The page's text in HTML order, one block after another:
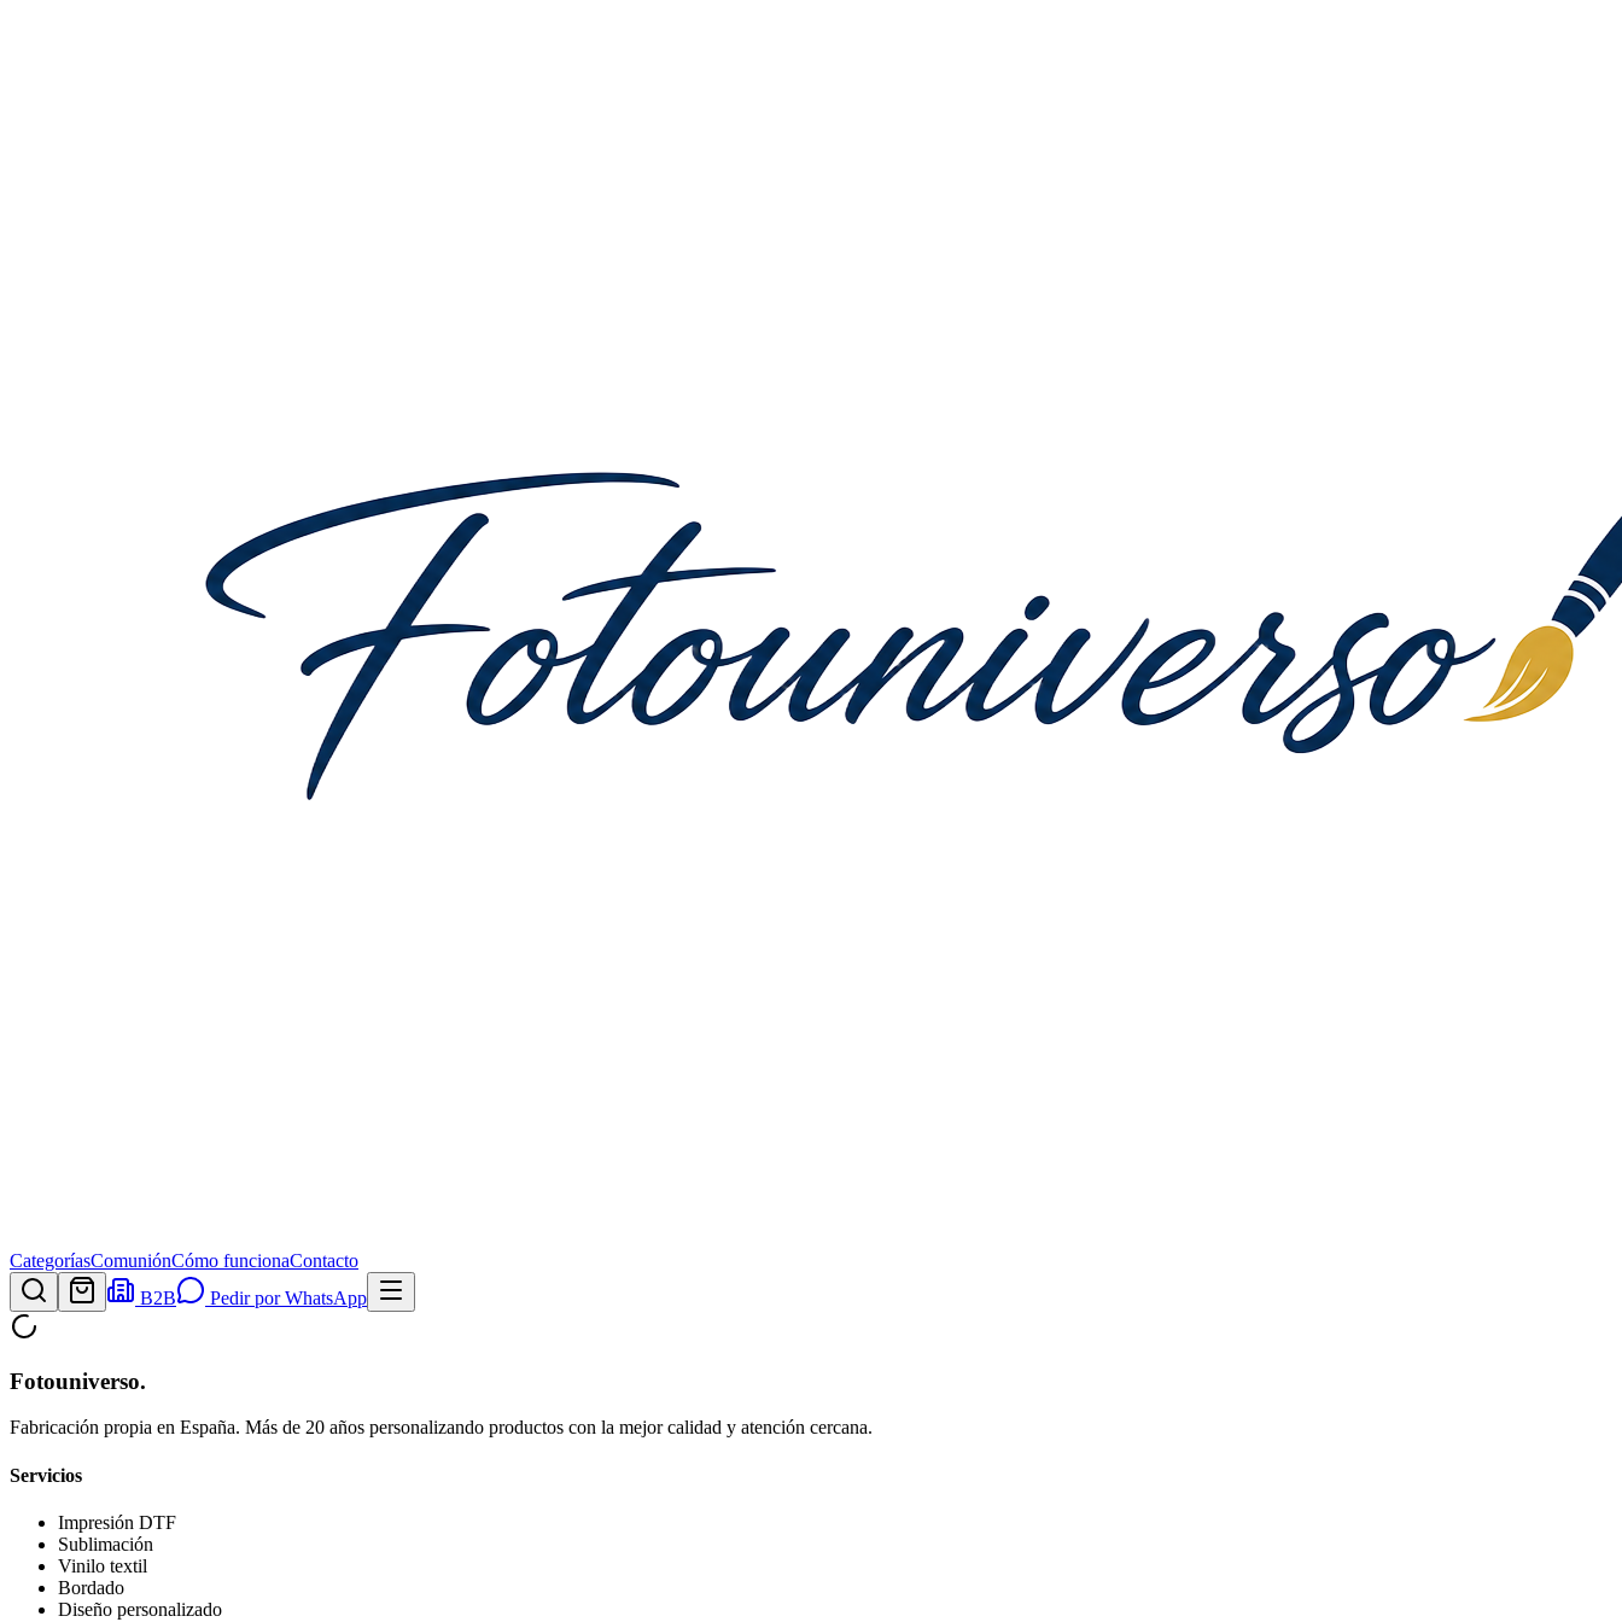
CategoríasComuniónCómo funcionaContacto
B2B
Pedir por WhatsApp
Fotouniverso.
Fabricación propia en España. Más de 20 años personalizando productos con la mejor calidad y atención cercana.
Servicios
Impresión DTF
Sublimación
Vinilo textil
Bordado
Diseño personalizado